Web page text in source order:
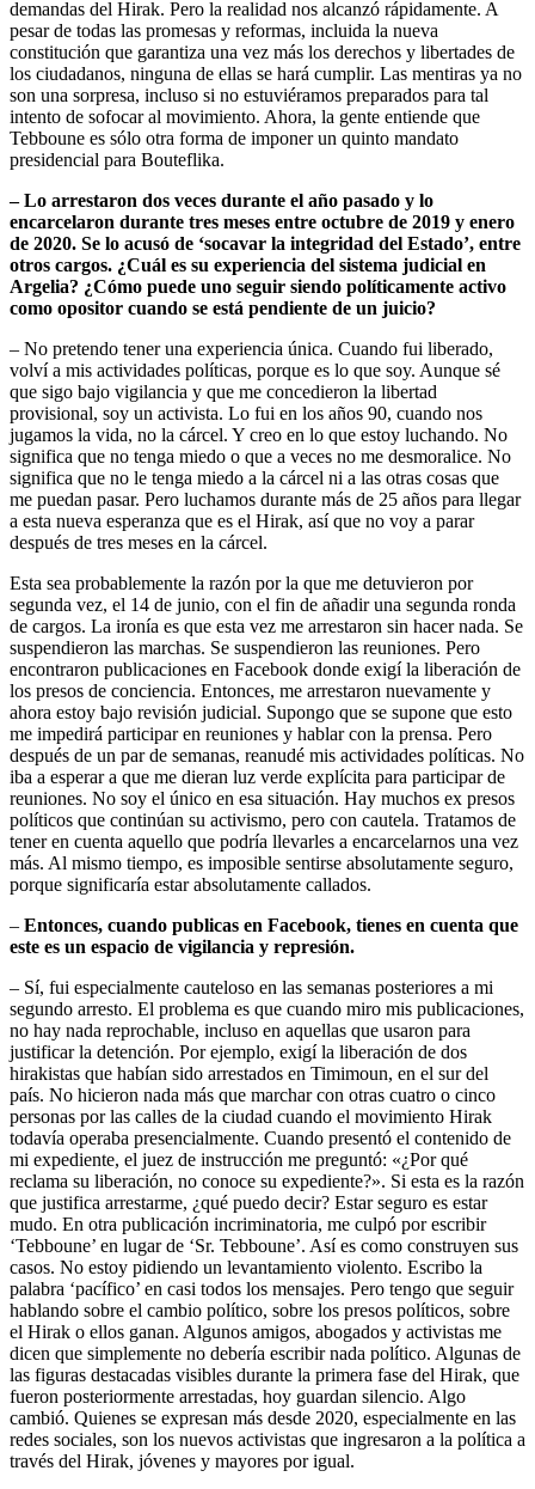
demandas del Hirak. Pero la realidad nos alcanzó rápidamente. A
pesar de todas las promesas y reformas, incluida la nueva
constitución que garantiza una vez más los derechos y libertades de
los ciudadanos, ninguna de ellas se hará cumplir. Las mentiras ya no
son una sorpresa, incluso si no estuviéramos preparados para tal
intento de sofocar al movimiento. Ahora, la gente entiende que
Tebboune es sólo otra forma de imponer un quinto mandato
presidencial para Bouteflika.
–Lo arrestaron dos veces durante el año pasado y lo
encarcelaron durante tres meses entre octubre de 2019 y enero
de 2020. Se lo acusó de ‘socavar la integridad del Estado’, entre
otros cargos. ¿Cuál es su experiencia del sistema judicial en
Argelia? ¿Cómo puede uno seguir siendo políticamente activo
como opositor cuando se está pendiente de un juicio?
– No pretendo tener una experiencia única. Cuando fui liberado,
volví a mis actividades políticas, porque es lo que soy. Aunque sé
que sigo bajo vigilancia y que me concedieron la libertad
provisional, soy un activista. Lo fui en los años 90, cuando nos
jugamos la vida, no la cárcel. Y creo en lo que estoy luchando. No
significa que no tenga miedo o que a veces no me desmoralice. No
significa que no le tenga miedo a la cárcel ni a las otras cosas que
me puedan pasar. Pero luchamos durante más de 25 años para llegar
a esta nueva esperanza que es el Hirak, así que no voy a parar
después de tres meses en la cárcel.
Esta sea probablemente la razón por la que me detuvieron por
segunda vez, el 14 de junio, con el fin de añadir una segunda ronda
de cargos. La ironía es que esta vez me arrestaron sin hacer nada. Se
suspendieron las marchas. Se suspendieron las reuniones. Pero
encontraron publicaciones en Facebook donde exigí la liberación de
los presos de conciencia. Entonces, me arrestaron nuevamente y
ahora estoy bajo revisión judicial. Supongo que se supone que esto
me impedirá participar en reuniones y hablar con la prensa. Pero
después de un par de semanas, reanudé mis actividades políticas. No
iba a esperar a que me dieran luz verde explícita para participar de
reuniones. No soy el único en esa situación. Hay muchos ex presos
políticos que continúan su activismo, pero con cautela. Tratamos de
tener en cuenta aquello que podría llevarles a encarcelarnos una vez
más. Al mismo tiempo, es imposible sentirse absolutamente seguro,
porque significaría estar absolutamente callados.
– Entonces, cuando publicas en Facebook, tienes en cuenta que
este es un espacio de vigilancia y represión.
– Sí, fui especialmente cauteloso en las semanas posteriores a mi
segundo arresto. El problema es que cuando miro mis publicaciones,
no hay nada reprochable, incluso en aquellas que usaron para
justificar la detención. Por ejemplo, exigí la liberación de dos
hirakistas que habían sido arrestados en Timimoun, en el sur del
país. No hicieron nada más que marchar con otras cuatro o cinco
personas por las calles de la ciudad cuando el movimiento Hirak
todavía operaba presencialmente. Cuando presentó el contenido de
mi expediente, el juez de instrucción me preguntó: «¿Por qué
reclama su liberación, no conoce su expediente?». Si esta es la razón
que justifica arrestarme, ¿qué puedo decir? Estar seguro es estar
mudo. En otra publicación incriminatoria, me culpó por escribir
‘Tebboune’ en lugar de ‘Sr. Tebboune’. Así es como construyen sus
casos. No estoy pidiendo un levantamiento violento. Escribo la
palabra ‘pacífico’ en casi todos los mensajes. Pero tengo que seguir
hablando sobre el cambio político, sobre los presos políticos, sobre
el Hirak o ellos ganan. Algunos amigos, abogados y activistas me
dicen que simplemente no debería escribir nada político. Algunas de
las figuras destacadas visibles durante la primera fase del Hirak, que
fueron posteriormente arrestadas, hoy guardan silencio. Algo
cambió. Quienes se expresan más desde 2020, especialmente en las
redes sociales, son los nuevos activistas que ingresaron a la política a
través del Hirak, jóvenes y mayores por igual.